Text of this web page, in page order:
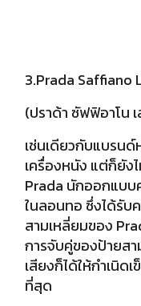
3.Prada Saffiano
(ปราด้า ซัฟฟิอาโน เ
เช่นเดียวกับแบรนด์
เครื่องหนัง แต่ก็ยัง
Prada นักออกแบบ
ในลอนทอ ซึ่งได้รับ
สามเหลี่ยมของ
การจับคู่ของป้ายส
เสียงก็ได้ให้กำเนิด
ที่สุด